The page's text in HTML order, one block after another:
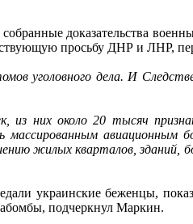
доказательства
просьбу ДНР и ЛНР,
уголовного дела. И
из них около 20 тысяч
массированным авиационным
жилых кварталов, зданий,
украинские беженцы,
подчеркнул Маркин.